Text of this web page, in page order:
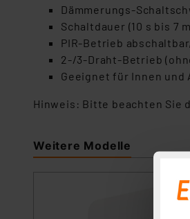
Dämmerungs-
Schaltdauer (10 s bis 7
PIR-Betrieb
2-/3-Draht-Betrieb
Geeignet für Innen und
Hinweis: Bitte beachten Sie
Weitere Modelle